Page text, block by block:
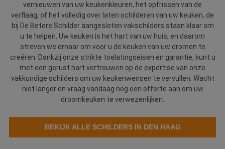
Kennisbank
Trainingen
Infopakket
Verfspuitbedrijf?
Tips
Garantie
Service
Waarom de betere schilder?
Binnenschilderwerk
Over ons
Nieuws & blog
Vacatures
Veelgestelde vragen
Webshop
Contact
vernieuwen van uw keukenkleuren, het opfrissen van de
verflaag, of het volledig over laten schilderen van uw keuken, de
bij De Betere Schilder aangesloten vakschilders staan klaar om
u te helpen. Uw keuken is het hart van uw huis, en daarom
streven we ernaar om voor u de keuken van uw dromen te
creëren. Dankzij onze strikte toelatingseisen en garantie, kunt u
met een gerust hart vertrouwen op de expertise van onze
vakkundige schilders om uw keukenwensen te vervullen. Wacht
niet langer en vraag vandaag nog een offerte aan om uw
droomkeuken te verwezenlijken.
BEKIJK ALLE SCHILDERS IN DEN HAAG